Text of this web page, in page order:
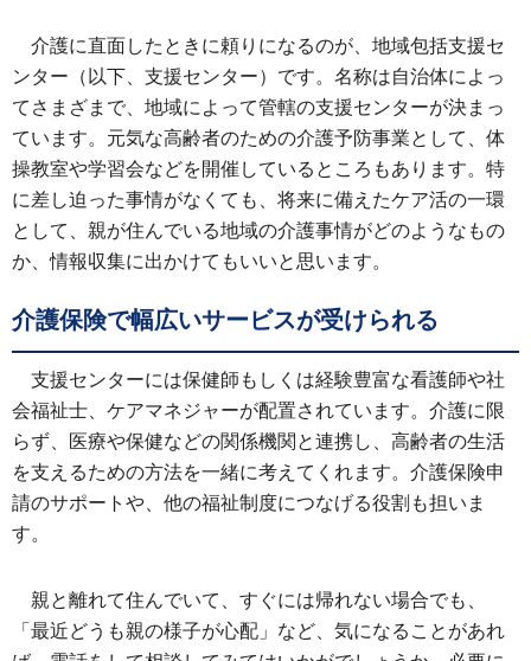
介護に直面したときに頼りになるのが、地域包括支援セ
ンター（以下、支援センター）です。名称は自治体によっ
てさまざまで、地域によって管轄の支援センターが決まっ
ています。元気な高齢者のための介護予防事業として、体
操教室や学習会などを開催しているところもあります。特
に差し迫った事情がなくても、将来に備えたケア活の一環
として、親が住んでいる地域の介護事情がどのようなもの
か、情報収集に出かけてもいいと思います。
介護保険で幅広いサービスが受けられる
支援センターには保健師もしくは経験豊富な看護師や社
会福祉士、ケアマネジャーが配置されています。介護に限
らず、医療や保健などの関係機関と連携し、高齢者の生活
を支えるための方法を一緒に考えてくれます。介護保険申
請のサポートや、他の福祉制度につなげる役割も担いま
す。
親と離れて住んでいて、すぐには帰れない場合でも、
「最近どうも親の様子が心配」など、気になることがあれ